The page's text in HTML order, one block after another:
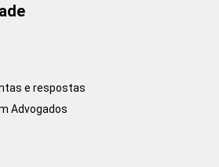
e respostas
Advogados